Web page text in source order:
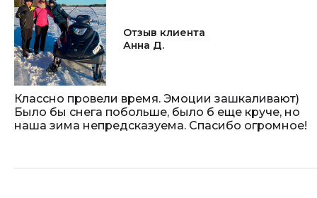
Отзыв клиента
Анна Д.
Классно провели время. Эмоции зашкаливают)
Было бы снега побольше, было б еще круче, но
наша зима непредсказуема. Спасибо огромное!